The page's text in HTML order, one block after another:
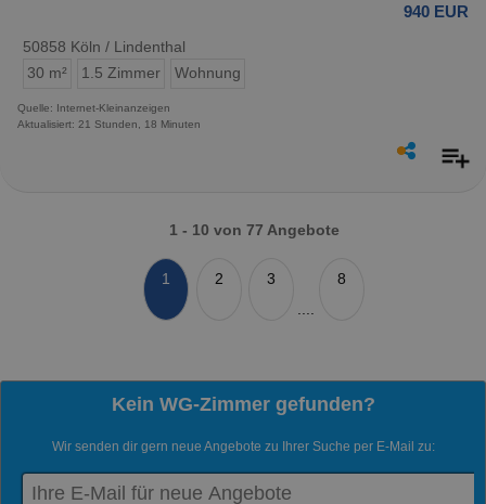
940 EUR
50858 Köln / Lindenthal
30 m²
1.5 Zimmer Wohnung
Quelle: Internet-Kleinanzeigen
Aktualisiert: 21 Stunden, 18 Minuten
1 - 10 von 77 Angebote
1 2
3
8
Kein WG-Zimmer gefunden?
Wir senden dir gern neue Angebote zu Ihrer Suche per E-Mail zu: